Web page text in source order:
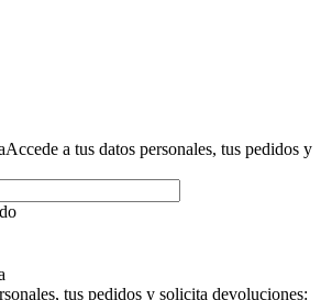
Accede a tus datos personales, tus pedidos y
tus pedidos y solicita devoluciones: